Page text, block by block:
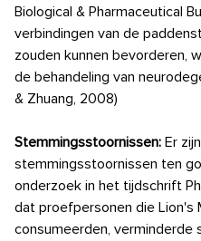
Biological & Pharmaceutical
verbindingen van de
zouden kunnen bevorderen,
de behandeling van
& Zhuang, 2008)
Stemmingsstoornissen: Er
stemmingsstoornissen ten
onderzoek in het tijdschrift
dat proefpersonen die Lion's
consumeerden, verminderde